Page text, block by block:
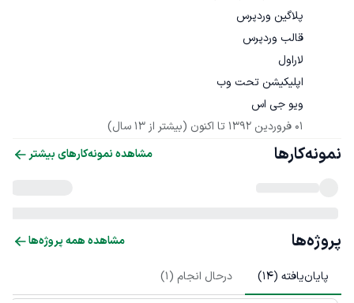
ویو جی اس
01 فروردین 1392
تا اکنون (بیشتر از 13 سال)
نمونه‌کارها مشاهده نمونه‌کارهای بیشتر
پروژه‌ها مشاهده همه پروژه‌ها
پایان‌یافته (14
) درحال انجام (1
)